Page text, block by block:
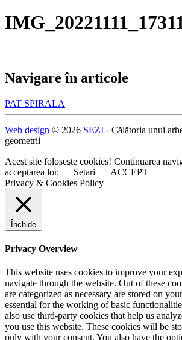
Navigare în articole
PAT SPIRALA
Web design © 2026 SEZI - Călătoria unui
geometrii
Acest site foloseşte cookies! Continuarea
acceptarea lor.
Setari
ACCEPT
Privacy & Cookies Policy
Închide
Privacy Overview
This website uses cookies to improve your
navigate through the website. Out of these
are categorized as necessary are stored on
essential for the working of basic
also use third-party cookies that help us
you use this website. These cookies will be
only with your consent. You also have the